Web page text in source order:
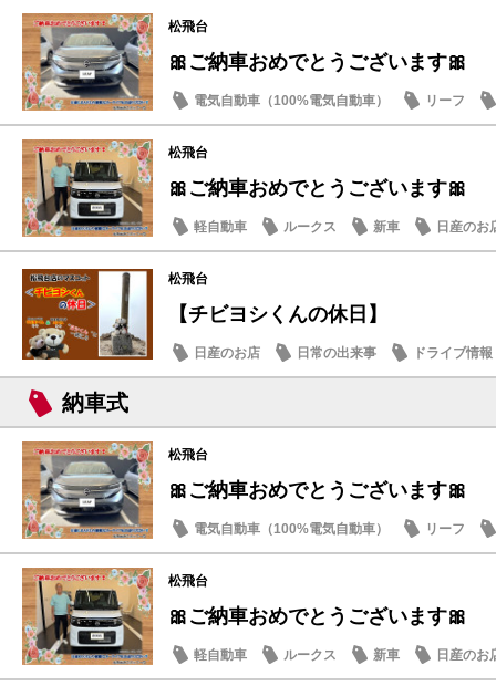
松飛台
🎀ご納車おめでとうございます🎀
電気自動車（100%電気自動車） リーフ
松飛台
🎀ご納車おめでとうございます🎀
軽自動車 ルークス 新車 日産のお
松飛台
【チビヨシくんの休日】
日産のお店 日常の出来事 ドライブ情報
納車式
松飛台
🎀ご納車おめでとうございます🎀
電気自動車（100%電気自動車） リーフ
松飛台
🎀ご納車おめでとうございます🎀
軽自動車 ルークス 新車 日産のお